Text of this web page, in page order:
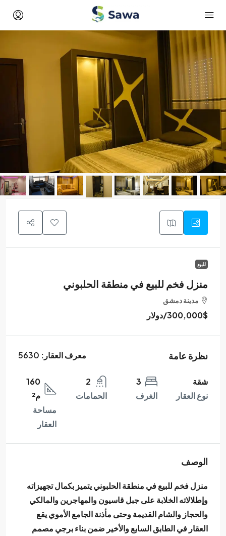
للبيع
منزل فخم للبيع في منطقة الحلبوني
مدينة دمشق
300,000$/دولار
نظرة عامة معرف العقار:
شقة
نوع العقار
3
الغرف
2
الحمامات
160
م²
مساحة
العقار
الوصف
منزل فخم للبيع في منطقة الحلبوني يتميز بكمال تجهيزاته
وإطلالاته الخلابة على جبل قاسيون والمهاجرين والمالكي
والحجاز والشام القديمة وحتى مأذنة الجامع الأموي يقع
العقار في الطابق السابع والأخير ضمن بناء برجي مصمم